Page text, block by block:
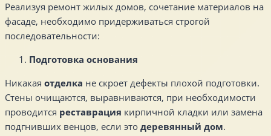
Реализуя ремонт жилых домов, сочетание материалов на
фасаде, необходимо придерживаться строгой
последовательности:
Подготовка основания
Никакая отделка не скроет дефекты плохой подготовки.
Стены очищаются, выравниваются, при необходимости
проводится реставрация кирпичной кладки или замена
подгнивших венцов, если это деревянный дом.